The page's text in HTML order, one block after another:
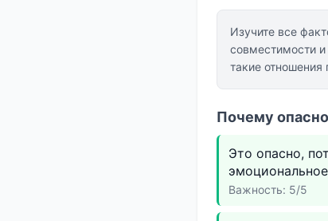
Изучите все
совместимости и
такие отношения
Почему
Это опасно,
Важность: 5/5